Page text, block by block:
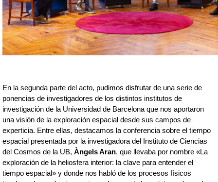
En la segunda parte del acto, pudimos disfrutar de una serie de
ponencias de investigadores de los distintos institutos de
investigación de la Universidad de Barcelona que nos aportaron
una visión de la exploración espacial desde sus campos de
experticia. Entre ellas, destacamos la conferencia sobre el tiempo
espacial presentada por la investigadora del Instituto de Ciencias
del Cosmos de la UB, Àngels Aran, que llevaba por nombre «La
exploración de la heliosfera interior: la clave para entender el
tiempo espacial» y donde nos habló de los procesos físicos